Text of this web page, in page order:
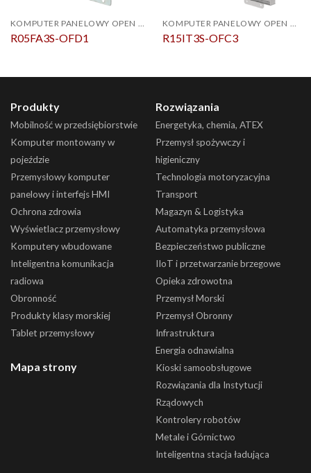
R05FA3S-OFD1 R15IT3S-OFC3
Produkty
Mobilność w przedsiębiorstwie
Komputer montowany w
pojeździe
Przemysłowy komputer
panelowy i interfejs HMI
Ochrona zdrowia
Wyświetlacz przemysłowy
Komputery wbudowane
Inteligentna komunikacja
radiowa
Obronność
Produkty klasy morskiej
Tablet przemysłowy
Mapa strony
Rozwiązania
Energetyka, chemia, ATEX
Przemysł spożywczy i
higieniczny
Technologia motoryzacyjna
Transport
Magazyn & Logistyka
Automatyka przemysłowa
Bezpieczeństwo publiczne
IIoT i przetwarzanie brzegowe
Opieka zdrowotna
Przemysł Morski
Przemysł Obronny
Infrastruktura
Energia odnawialna
Kioski samoobsługowe
Rozwiązania dla Instytucji
Rządowych
Kontrolery robotów
Metale i Górnictwo
Inteligentna stacja ładująca